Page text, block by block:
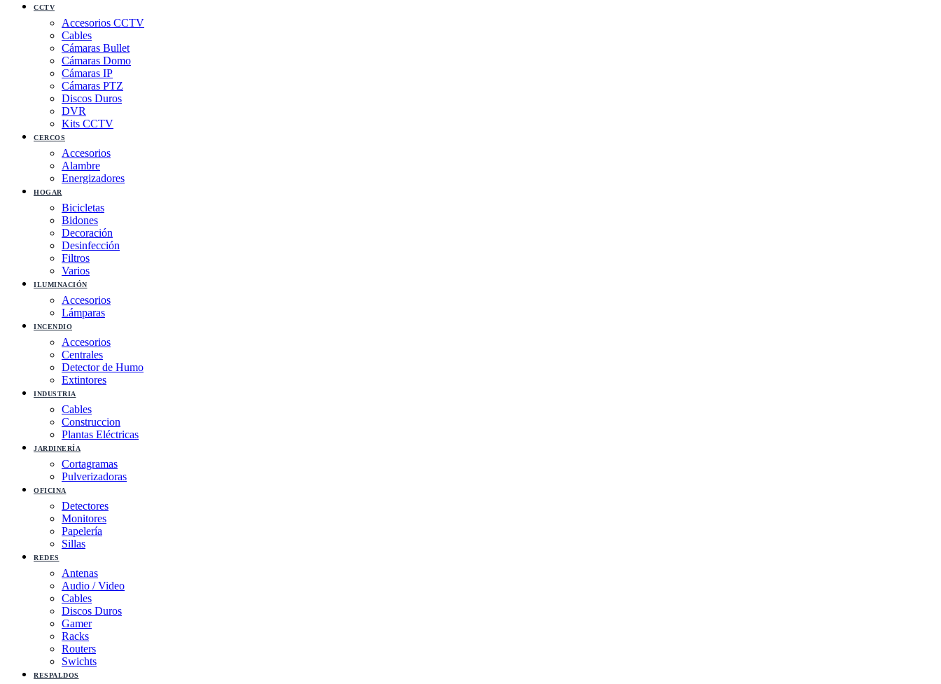
CCTV
Accesorios CCTV
Cables
Cámaras Bullet
Cámaras Domo
Cámaras IP
Cámaras PTZ
Discos Duros
DVR
Kits CCTV
CERCOS
Accesorios
Alambre
Energizadores
HOGAR
Bicicletas
Bidones
Decoración
Desinfección
Filtros
Varios
ILUMINACIÓN
Accesorios
Lámparas
INCENDIO
Accesorios
Centrales
Detector de Humo
Extintores
INDUSTRIA
Cables
Construccion
Plantas Eléctricas
JARDINERÍA
Cortagramas
Pulverizadoras
OFICINA
Detectores
Monitores
Papelería
Sillas
REDES
Antenas
Audio / Video
Cables
Discos Duros
Gamer
Racks
Routers
Swichts
RESPALDOS